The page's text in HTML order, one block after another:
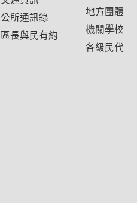
公所通訊錄
區長與民有約
地方團體
機關學校
各級民代